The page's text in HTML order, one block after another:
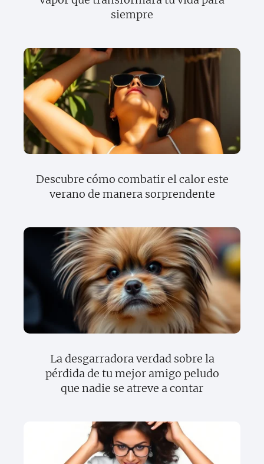
siempre
Descubre cómo combatir el calor este
verano de manera sorprendente
La desgarradora verdad sobre la
pérdida de tu mejor amigo peludo
que nadie se atreve a contar